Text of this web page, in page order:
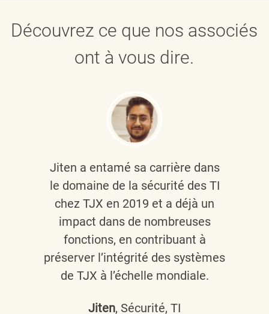
Découvrez ce que nos associés
ont à vous dire.
Jiten a entamé sa carrière dans
le domaine de la sécurité des TI
chez TJX en 2019 et a déjà un
impact dans de nombreuses
fonctions, en contribuant à
préserver l’intégrité des systèmes
de TJX à l’échelle mondiale.
Jiten, Sécurité, TI